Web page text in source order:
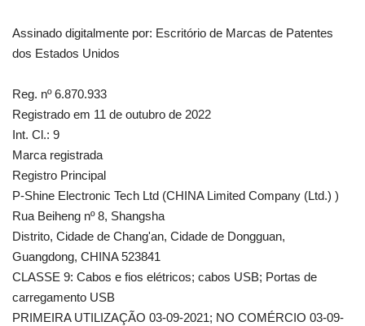
Assinado digitalmente por: Escritório de Marcas de Patentes
dos Estados Unidos
Reg. nº 6.870.933
Registrado em 11 de outubro de 2022
Int. Cl.: 9
Marca registrada
Registro Principal
P-Shine Electronic Tech Ltd (CHINA Limited Company (Ltd.) )
Rua Beiheng nº 8, Shangsha
Distrito, Cidade de Chang'an, Cidade de Dongguan,
Guangdong, CHINA 523841
CLASSE 9: Cabos e fios elétricos; cabos USB; Portas de
carregamento USB
PRIMEIRA UTILIZAÇÃO 03-09-2021; NO COMÉRCIO 03-09-